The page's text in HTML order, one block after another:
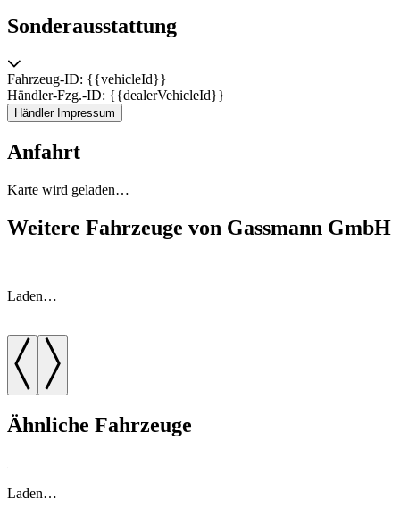
Sonderausstattung
Fahrzeug-ID: {{vehicleId}}
Händler-Fzg.-ID: {{dealerVehicleId}}
Händler Impressum
Anfahrt
Karte wird geladen…
Weitere Fahrzeuge von Gassmann GmbH
Laden…
Ähnliche Fahrzeuge
Laden…